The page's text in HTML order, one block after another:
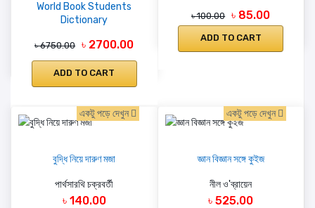
World Book Students
Dictionary
৳ 6750.00 ৳ 2700.00
ADD TO CART
৳ 100.00 ৳ 85.00
ADD TO CART
একটু পড়ে দেখুন
বুদ্ধি নিয়ে দারুণ মজা
পার্থসারথি চক্রবর্তী
৳ 140.00
একটু পড়ে দেখুন
জ্ঞান বিজ্ঞান সঙ্গে কুইজ
নীল ও'ব্রায়েন
৳ 525.00